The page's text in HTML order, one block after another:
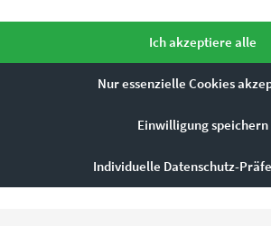
Dieses Produkt weist mehrere Varianten auf. Die Optionen können auf der Produktseite gewählt werden
Ich akzeptiere alle
Nur essenzielle Cookies
Einwilligung speichern
Individuelle Datenschutz-